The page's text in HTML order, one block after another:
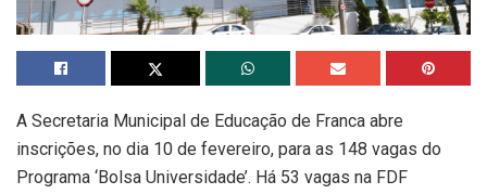
A Secretaria Municipal de Educação de Franca abre
inscrições, no dia 10 de fevereiro, para as 148 vagas do
Programa ‘Bolsa Universidade’. Há 53 vagas na FDF